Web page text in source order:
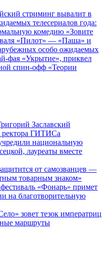
стриминг вывалит в
телесериалов года:
комедию «Зовите
«Пилот» — «Паша» и
особо ожидаемых
фая «Укрытие», приквел
спин-офф «Теории
Заславский
ректора ГИТИСа
национальную
лауреаты вместе
от самозванцев —
товарным знаком»
«Фонарь» примет
на благотворительную
зовет тезок императриц
маршруты